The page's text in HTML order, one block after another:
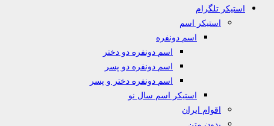
استیکر تلگرام
استیکر اسم
اسم دونفره
اسم دونفره دو دختر
اسم دونفره دو پسر
اسم دونفره دختر و پسر
استیکر اسم سال نو
اقوام ایران
بدون متن